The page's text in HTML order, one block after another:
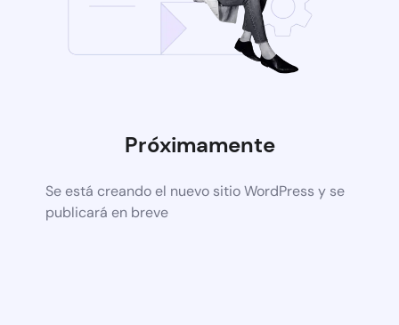
Próximamente
Se está creando el nuevo sitio WordPress y se
publicará en breve